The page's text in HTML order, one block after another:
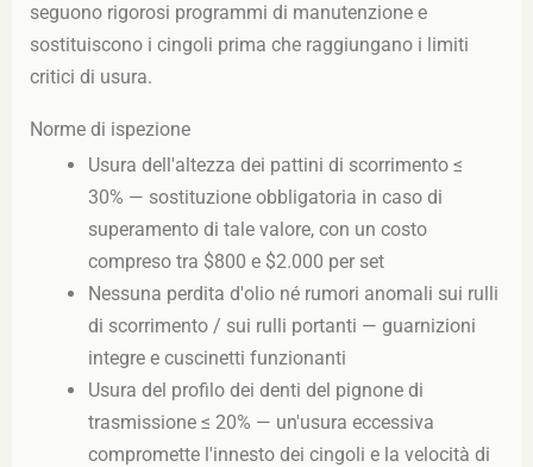
seguono rigorosi programmi di manutenzione e
sostituiscono i cingoli prima che raggiungano i limiti
critici di usura.
Norme di ispezione
Usura dell'altezza dei pattini di scorrimento ≤
30% — sostituzione obbligatoria in caso di
superamento di tale valore, con un costo
compreso tra $800 e $2.000 per set
Nessuna perdita d'olio né rumori anomali sui rulli
di scorrimento / sui rulli portanti — guarnizioni
integre e cuscinetti funzionanti
Usura del profilo dei denti del pignone di
trasmissione ≤ 20% — un'usura eccessiva
compromette l'innesto dei cingoli e la velocità di